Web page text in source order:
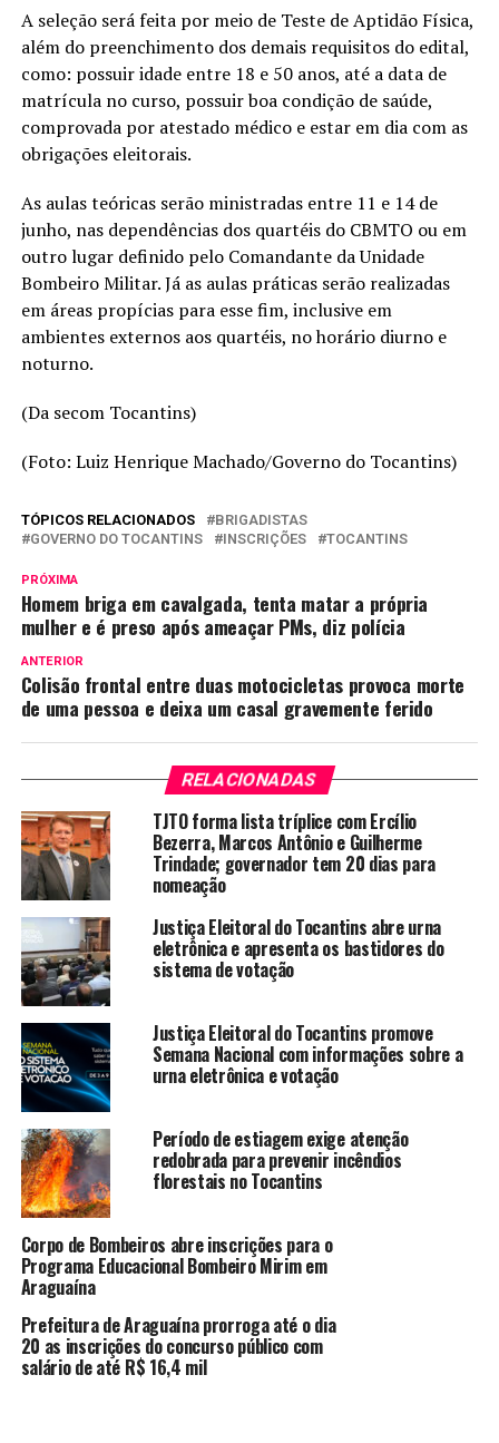
A seleção será feita por meio de Teste de Aptidão Física,
além do preenchimento dos demais requisitos do edital,
como: possuir idade entre 18 e 50 anos, até a data de
matrícula no curso, possuir boa condição de saúde,
comprovada por atestado médico e estar em dia com as
obrigações eleitorais.
As aulas teóricas serão ministradas entre 11 e 14 de
junho, nas dependências dos quartéis do CBMTO ou em
outro lugar definido pelo Comandante da Unidade
Bombeiro Militar. Já as aulas práticas serão realizadas
em áreas propícias para esse fim, inclusive em
ambientes externos aos quartéis, no horário diurno e
noturno.
(Da secom Tocantins)
(Foto: Luiz Henrique Machado/Governo do Tocantins)
TÓPICOS RELACIONADOS
BRIGADISTAS
GOVERNO DO TOCANTINS
INSCRIÇÕES TOCANTINS
PRÓXIMA
Homem briga em cavalgada, tenta matar a própria
mulher e é preso após ameaçar PMs, diz polícia
ANTERIOR
Colisão frontal entre duas motocicletas provoca morte
de uma pessoa e deixa um casal gravemente ferido
RELACIONADAS
TJTO forma lista tríplice com Ercílio
Bezerra, Marcos Antônio e Guilherme
Trindade; governador tem 20 dias para
nomeação
Justiça Eleitoral do Tocantins abre urna
eletrônica e apresenta os bastidores do
sistema de votação
Justiça Eleitoral do Tocantins promove
Semana Nacional com informações sobre a
urna eletrônica e votação
Período de estiagem exige atenção
redobrada para prevenir incêndios
florestais no Tocantins
Corpo de Bombeiros abre inscrições para o
Programa Educacional Bombeiro Mirim em
Araguaína
Prefeitura de Araguaína prorroga até o dia
20 as inscrições do concurso público com
salário de até R$ 16,4 mil